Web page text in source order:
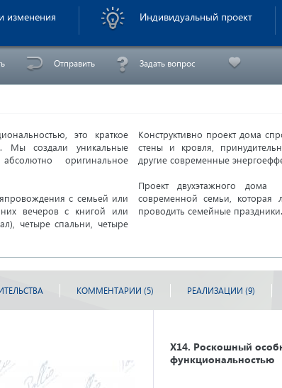
изменения Индивидуальный проект
Отправить Задать вопрос
это краткое
Мы создали уникальные
оригинальное
с семьей или
вечеров с книгой или
четыре спальни, четыре
Конструктивно проект дома
стены и кровля,
другие современные
Проект двухэтажного дома
современной семьи,
проводить семейные праздники.
КОММЕНТАРИИ (5) РЕАЛИЗАЦИИ (9)
X14. Роскошный
функциональностью